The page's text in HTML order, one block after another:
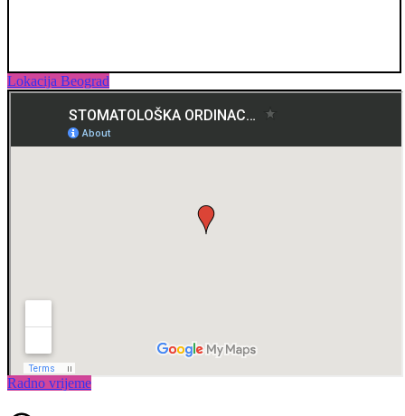
Lokacija Beograd
Radno vrijeme